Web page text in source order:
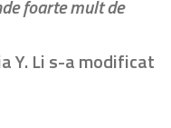
foarte mult de
Y. Li s-a modificat